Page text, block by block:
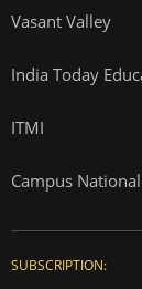
Vasant Valley
India Today
ITMI
Campus
SUBSCRIPTION: